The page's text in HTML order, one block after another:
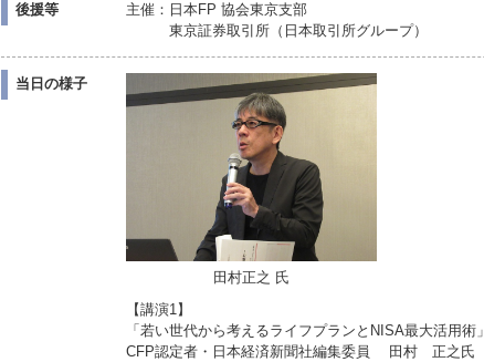
後援等
主催：日本FP 協会東京支部
東京証券取引所（日本取引所グループ）
当日の様子
田村正之 氏
【講演1】
「若い世代から考えるライフプランとNISA最大活用術」
CFP認定者・日本経済新聞社編集委員 田村 正之氏